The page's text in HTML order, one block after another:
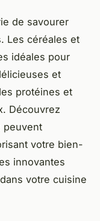
de savourer
Les céréales et
idéales pour
et
protéines et
Découvrez
peuvent
votre bien-
innovantes
votre cuisine